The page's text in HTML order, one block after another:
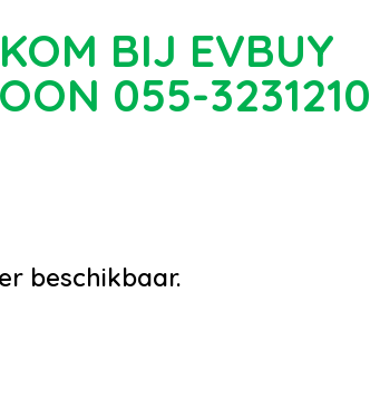
BIJ EVBUY
055-3231210
beschikbaar.